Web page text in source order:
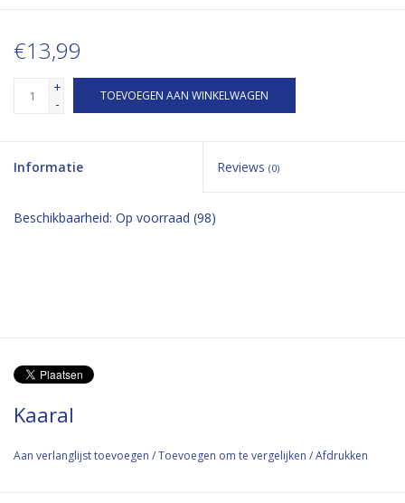
€13,99
+
-
TOEVOEGEN AAN WINKELWAGEN
Informatie Reviews (0)
Beschikbaarheid: Op voorraad (98)
Kaaral
Aan verlanglijst toevoegen /Toevoegen om te vergelijken /Afdrukken